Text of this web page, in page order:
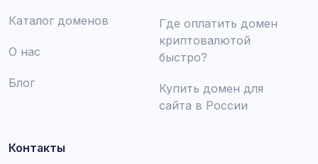
Каталог доменов
О нас
Блог
Где оплатить домен
криптовалютой
быстро?
Купить домен для
сайта в России
Контакты